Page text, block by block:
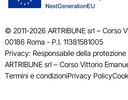
© 2011-2026 ARTRIBUNE srl – Corso
00186 Roma - P.I. 11381581005
Privacy: Responsabile della
ARTRIBUNE srl – Corso Vittorio
Termini e condizioniPrivacy Policy